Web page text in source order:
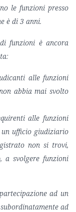
le funzioni presso
è di 3 anni.
funzioni è ancora
alle funzioni
abbia mai svolto
alle funzioni
ufficio giudiziario
non si trovi,
a svolgere funzioni
ad un
ad